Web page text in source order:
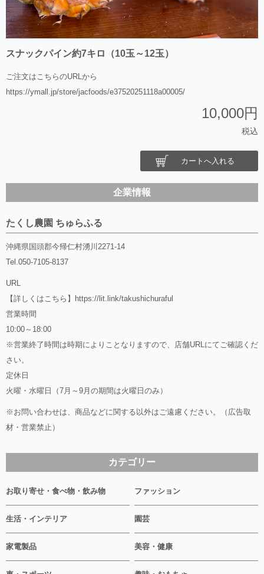
スナックパイン約7キロ（10玉～12玉）
ご注文はこちらのURLから
https://ymall.jp/store/jacfoods/e37520251118a00005/
10,000円
税込
カートへ入れる
企業情報
たくし農園 ちゅらふる
沖縄県国頭郡今帰仁村湧川2271-14
Tel. 050-7105-8137
URL
【詳しくはこちら】
https://lit.link/takushichuraful
営業時間
10:00～18:00
※営業終了時間は時期によりことなりますので、店舗URLにてご確認くだ
さい。
定休日
火曜・水曜日（7月～9月の期間は火曜日のみ）
※お問い合わせは、商品などに関する以外はご遠慮ください。（広告取
材・営業禁止）
カテゴリー
お取り寄せ・食べ物・飲み物 ファッション
生活・インテリア 園芸
家電製品 美容・健康